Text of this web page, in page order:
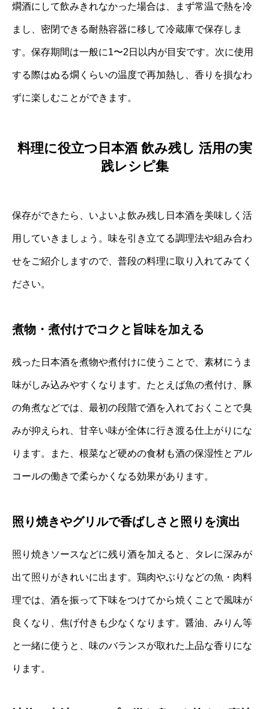
燗酒にして飲みきれなかった場合は、まず常温で熱を冷
まし、密閉できる耐熱容器に移して冷蔵庫で保存しま
す。保存期間は一般に1〜2日以内が目安です。次に使用
する際はぬる燗くらいの温度で再加熱し、香りを損なわ
ずに楽しむことができます。
料理に役立つ日本酒 飲み残し 活用の実
践レシピ集
保存ができたら、いよいよ飲み残し日本酒を美味しく活
用していきましょう。味を引き立てる調理法や組み合わ
せをご紹介しますので、普段の料理に取り入れてみてく
ださい。
煮物・煮付けでコクと旨味を加える
残った日本酒を煮物や煮付けに使うことで、素材にうま
味がしみ込みやすくなります。たとえば魚の煮付け、豚
の角煮などでは、最初の段階で酒を入れておくことで臭
みが抑えられ、甘辛い味が全体に行き渡る仕上がりにな
ります。また、根菜など硬めの食材も酒の保湿性とアル
コールの働きで柔らかくなる効果があります。
照り焼きやグリルで香ばしさと照りを演出
照り焼きソースなどに残り酒を加えると、タレに深みが
出て照りがきれいに出ます。鶏肉やぶりなどの魚・肉料
理では、酒を振って下味をつけてから焼くことで風味が
良くなり、焦げ付きも少なくなります。醤油、みりん等
と一緒に使うと、味のバランスが取れた上品な香りにな
ります。